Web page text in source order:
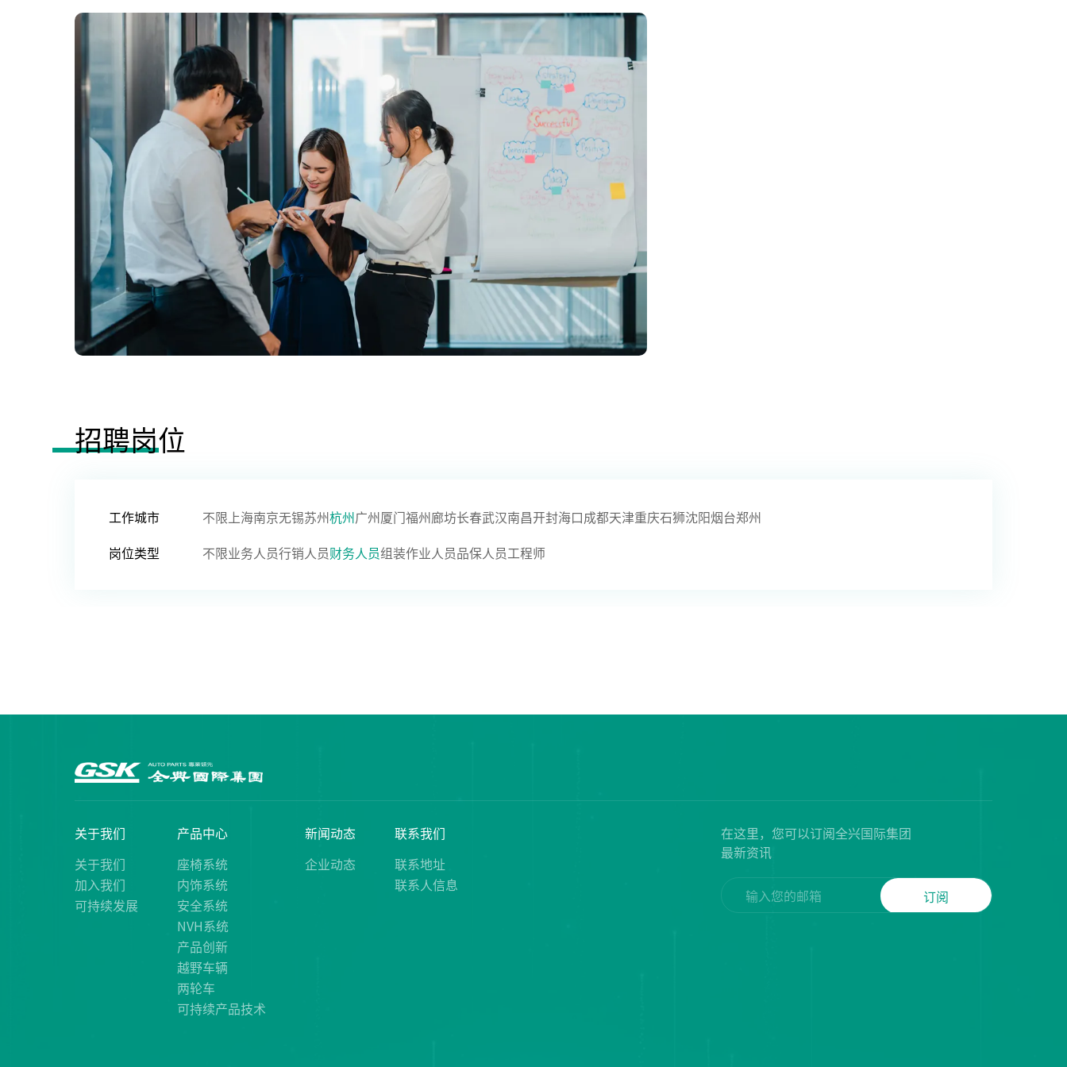
招聘岗位
工作城市 不限 上海南京无锡苏州杭州广州厦门福州廊坊长春武汉南昌开封海口成都天津重庆石狮沈阳烟台郑州
岗位类型
不限业务人员行销人员财务人员组装作业人员品保人员工程师
关于我们
关于我们
加入我们
可持续发展
产品中心
座椅系统
内饰系统
安全系统
NVH系统
产品创新
越野车辆
两轮车
可持续产品技术
新闻动态
企业动态
联系我们
联系地址
联系人信息
在这里，您可以订阅全兴国际集团
最新资讯
订阅